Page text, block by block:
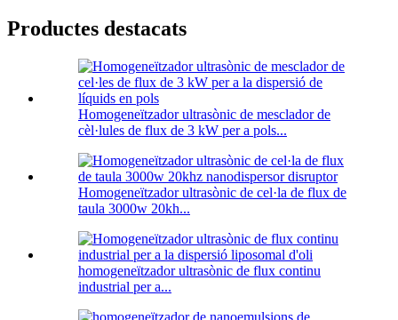
Productes destacats
Homogeneïtzador ultrasònic de mesclador de
cèl·lules de flux de 3 kW per a pols...
Homogeneïtzador ultrasònic de cel·la de flux de
taula 3000w 20kh...
homogeneïtzador ultrasònic de flux continu
industrial per a...